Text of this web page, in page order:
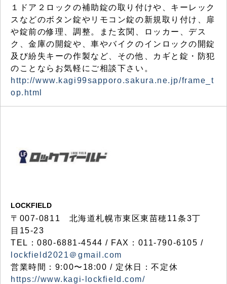
１ドア２ロックの補助錠の取り付けや、キーレック
スなどのボタン錠やリモコン錠の新規取り付け、扉
や錠前の修理、調整。また玄関、ロッカー、デス
ク、金庫の開錠や、車やバイクのインロックの開錠
及び紛失キーの作製など、その他、カギと錠・防犯
のことならお気軽にご相談下さい。
http://www.kagi99sapporo.sakura.ne.jp/frame_t
op.html
LOCKFIELD
〒007-0811 北海道札幌市東区東苗穂11条3丁
目15-23
TEL：080-6881-4544 / FAX：011-790-6105 /
lockfield2021＠gmail.com
営業時間：9:00〜18:00 / 定休日：不定休
https://www.kagi-lockfield.com/